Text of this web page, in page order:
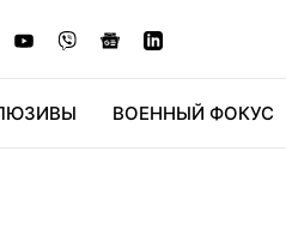
ВОЕННЫЙ ФОКУС